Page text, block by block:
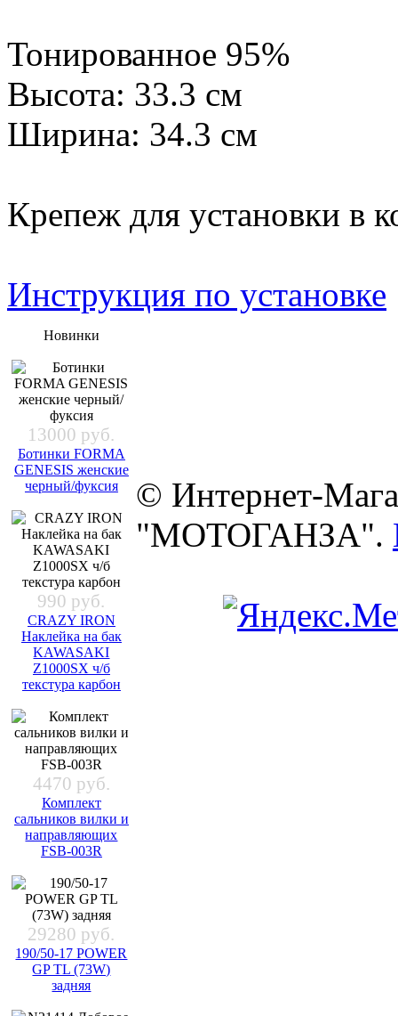
Тонированное 95%
Высота: 33.3 см
Ширина: 34.3 см
Крепеж для установки в
Инструкция по установке
Новинки
13000 руб.
Ботинки FORMA
GENESIS женские
черный/фуксия
990 руб.
CRAZY IRON
Наклейка на бак
KAWASAKI
Z1000SX ч/б
текстура карбон
4470 руб.
Комплект
сальников вилки и
направляющих
FSB-003R
29280 руб.
190/50-17 POWER
GP TL (73W)
задняя
© Интернет-
"МОТОГАНЗА".